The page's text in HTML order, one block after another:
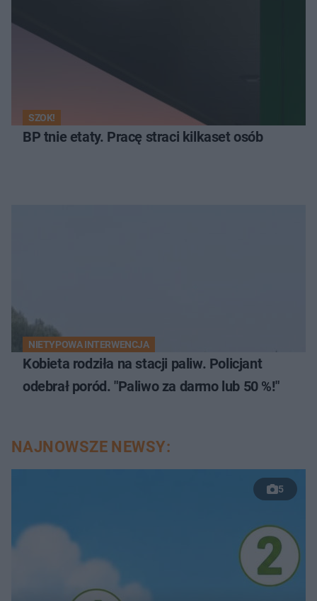
SZOK!
BP tnie etaty. Pracę straci kilkaset osób
NIETYPOWA INTERWENCJA
Kobieta rodziła na stacji paliw. Policjant
odebrał poród. "Paliwo za darmo lub 50 %!"
NAJNOWSZE NEWSY:
5